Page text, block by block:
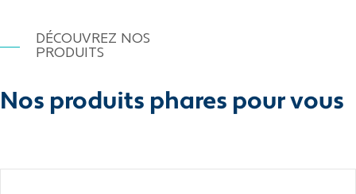
DÉCOUVREZ NOS
PRODUITS
Nos produits phares pour vous